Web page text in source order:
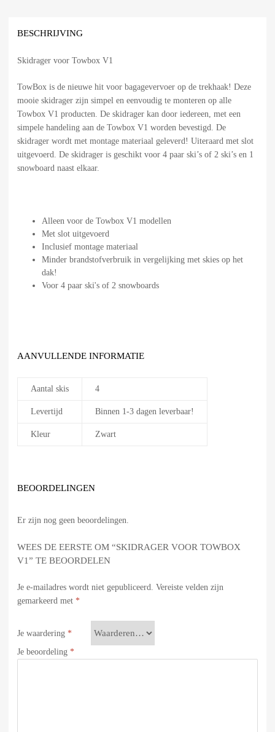
BESCHRIJVING
Skidrager voor Towbox V1
TowBox is de nieuwe hit voor bagagevervoer op de trekhaak! Deze
mooie skidrager zijn simpel en eenvoudig te monteren op alle
Towbox V1 producten. De skidrager kan door iedereen, met een
simpele handeling aan de Towbox V1 worden bevestigd. De
skidrager wordt met montage materiaal geleverd! Uiteraard met slot
uitgevoerd. De skidrager is geschikt voor 4 paar ski’s of 2 ski’s en 1
snowboard naast elkaar.
Alleen voor de Towbox V1 modellen
Met slot uitgevoerd
Inclusief montage materiaal
Minder brandstofverbruik in vergelijking met skies op het
dak!
Voor 4 paar ski's of 2 snowboards
AANVULLENDE INFORMATIE
Aantal skis 4
Levertijd Binnen 1-3 dagen leverbaar!
Kleur Zwart
BEOORDELINGEN
Er zijn nog geen beoordelingen.
WEES DE EERSTE OM “SKIDRAGER VOOR TOWBOX
V1” TE BEOORDELEN
Je e-mailadres wordt niet gepubliceerd. Vereiste velden zijn
gemarkeerd met *
Je waardering *
Je beoordeling *